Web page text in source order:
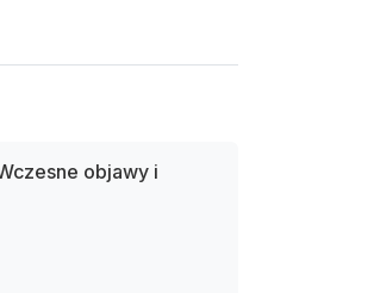
objawy i